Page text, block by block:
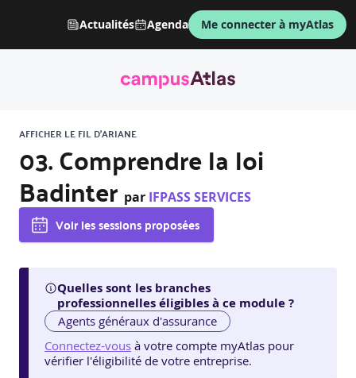
Actualités Agenda Me connecter à myAtlas
AFFICHER LE FIL D'ARIANE
03. Comprendre la loi
Badinter par IFPASS SERVICES
Voir les sessions proposées
Quelles sont les branches
professionnelles éligibles à ce module ?
Agents généraux d'assurance
Connectez-vous à votre compte myAtlas pour
vérifier l'éligibilité de votre entreprise.